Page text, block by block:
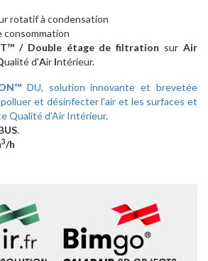
rotatif à condensation
consommation
/ Double étage de filtration sur Air
ualité d'Air Intérieur.
DU, solution innovante et brevetée
et désinfecter l'air et les surfaces et
Qualité d'Air Intérieur.
.
3/h